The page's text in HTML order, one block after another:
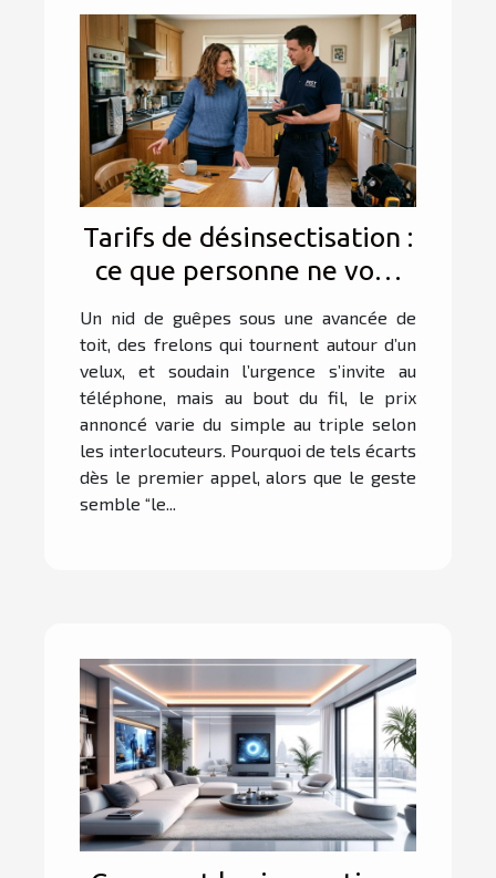
Tarifs de désinsectisation :
ce que personne ne vous
dit lors du premier appel
Un nid de guêpes sous une avancée de
toit, des frelons qui tournent autour d’un
velux, et soudain l’urgence s’invite au
téléphone, mais au bout du fil, le prix
annoncé varie du simple au triple selon
les interlocuteurs. Pourquoi de tels écarts
dès le premier appel, alors que le geste
semble “le...